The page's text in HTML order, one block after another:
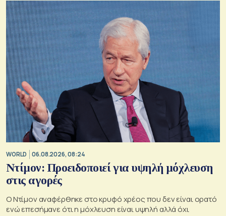
WORLD 06.08.2026, 08:24
Ντίμον: Προειδοποιεί για υψηλή μόχλευση
στις αγορές
Ο Ντίμον αναφέρθηκε στο κρυφό χρέος που δεν είναι ορατό
ενώ επεσήμανε ότι η μόχλευση είναι υψηλή αλλά όχι